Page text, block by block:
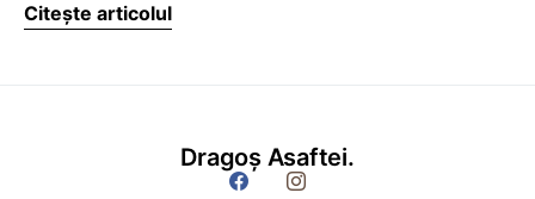
Citește articolul
Dragoș Asaftei.